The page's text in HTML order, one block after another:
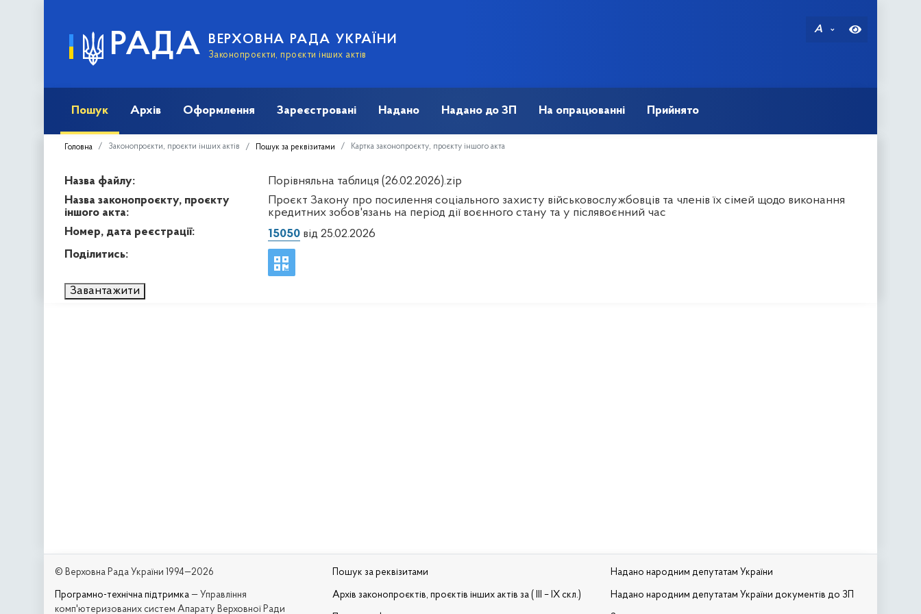
РАДА ВЕРХОВНА РАДА УКРАЇНИ
Законопроєкти, проєкти інших актів
A
Пошук Архів Оформлення Зареєстровані Надано Надано до ЗП На опрацюванні Прийнято
Головна Законопроєкти, проєкти інших актів Пошук за реквізитами Картка законопроєкту, проєкту іншого акта
Назва файлу:
Порівняльна таблиця (26.02.2026).zip
Назва законопроєкту, проєкту
іншого акта:
Проєкт Закону про посилення соціального захисту військовослужбовців та членів їх сімей щодо виконання
кредитних зобов'язань на період дії воєнного стану та у післявоєнний час
Номер, дата реєстрації:
15050від 25.02.2026
Поділитись:
Завантажити
© Верховна Рада України 1994—2026
Програмно-технічна підтримка — Управління
комп'ютеризованих систем Апарату Верховної Ради
Пошук за реквізитами
Архів законопроєктів, проєктів інших актів за ( III – IX скл.)
Надано народним депутатам України
Надано народним депутатам України документів до ЗП